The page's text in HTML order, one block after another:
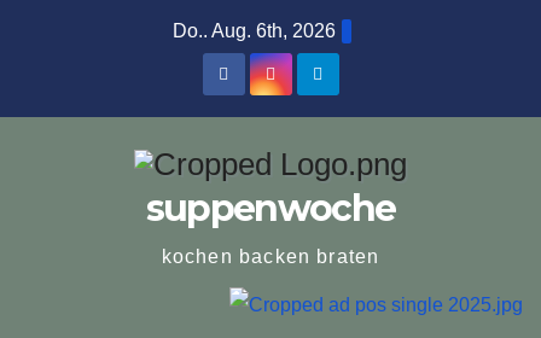
Do.. Aug. 6th, 2026
suppenwoche
kochen backen braten